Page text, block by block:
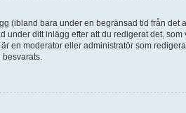
(ibland bara under en begränsad tid från det
ditt inlägg efter att du redigerat det,
en moderator eller administratör som
besvarats.